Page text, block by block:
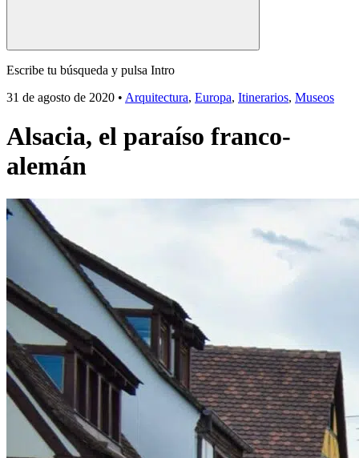
Escribe tu búsqueda y pulsa Intro
31 de agosto de 2020 • Arquitectura, Europa, Itinerarios, Museos
Alsacia, el paraíso franco-
alemán